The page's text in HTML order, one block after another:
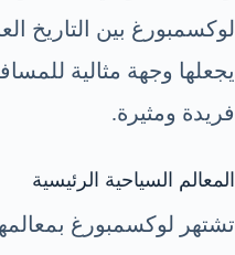
لوكسمبورغ بين التاريخ
يجعلها وجهة مثالية
فريدة ومثيرة.
المعالم السياحية الرئيسية
تشتهر لوكسمبورغ